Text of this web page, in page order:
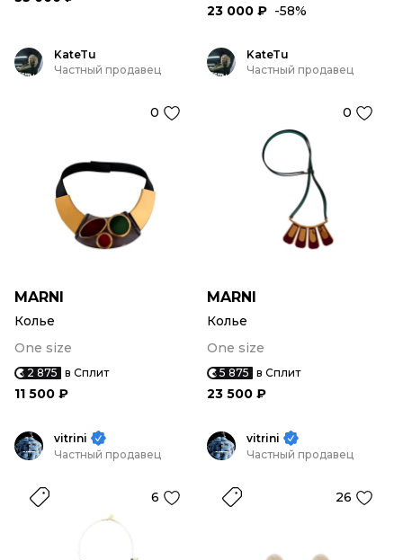
23 000 ₽ -58%
KateTu
Частный продавец
0
MARNI
Колье
One size
2 875 в Сплит
11 500 ₽
KateTu
Частный продавец
0
MARNI
Колье
One size
5 875 в Сплит
23 500 ₽
vitrini
Частный продавец
6
vitrini
Частный продавец
26